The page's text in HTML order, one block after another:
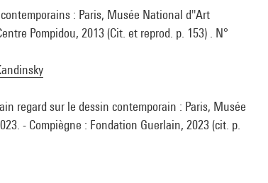
: Paris, Musée National d''Art
Pompidou, 2013 (Cit. et reprod. p. 153) . N°
regard sur le dessin contemporain : Paris, Musée
- Compiègne : Fondation Guerlain, 2023 (cit. p.